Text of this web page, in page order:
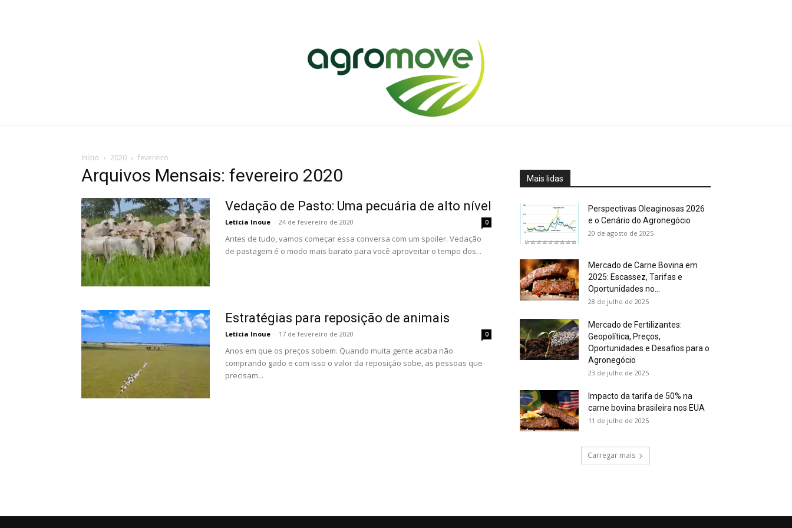
Início 2020 fevereiro
Arquivos Mensais: fevereiro 2020
Vedação de Pasto: Uma pecuária de alto nível
Letícia Inoue - 24 de fevereiro de 2020 0
Antes de tudo, vamos começar essa conversa com um spoiler. Vedação
de pastagem é o modo mais barato para você aproveitar o tempo dos...
Estratégias para reposição de animais
Letícia Inoue - 17 de fevereiro de 2020 0
Anos em que os preços sobem. Quando muita gente acaba não
comprando gado e com isso o valor da reposição sobe, as pessoas que
precisam...
Mais lidas
Perspectivas Oleaginosas 2026
e o Cenário do Agronegócio
20 de agosto de 2025
Mercado de Carne Bovina em
2025: Escassez, Tarifas e
Oportunidades no...
28 de julho de 2025
Mercado de Fertilizantes:
Geopolítica, Preços,
Oportunidades e Desafios para o
Agronegócio
23 de julho de 2025
Impacto da tarifa de 50% na
carne bovina brasileira nos EUA
11 de julho de 2025
Carregar mais